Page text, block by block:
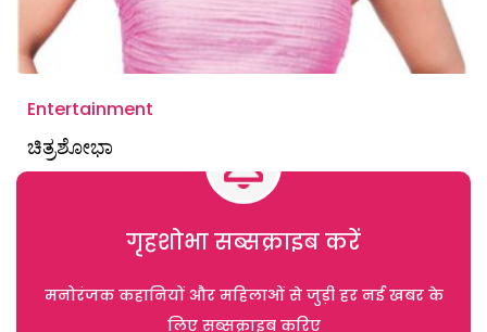
Entertainment
ಚಿತ್ರಶೋಭಾ
गृहशोभा सब्सक्राइब करें
मनोरंजक कहानियों और महिलाओं से जुड़ी हर नई खबर के
लिए सब्सक्राइब करिए